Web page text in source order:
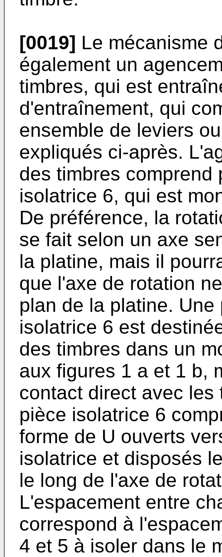
[0019] Le mécanisme
également un
timbres, qui est
d'entraînement, qui
ensemble de leviers
expliqués ci-après.
des timbres comprend
isolatrice 6, qui est
De préférence, la
se fait selon un axe
la platine, mais il
que l'axe de rotation
plan de la platine.
isolatrice 6 est
des timbres dans un
aux figures 1 a et 1 b,
contact direct avec
pièce isolatrice 6
forme de U ouverts
isolatrice et disposés
le long de l'axe de
L'espacement entre
correspond à
4 et 5 à isoler dans le